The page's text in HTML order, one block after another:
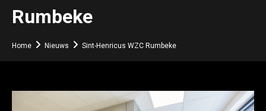
Rumbeke
Home Nieuws Sint-Henricus WZC Rumbeke